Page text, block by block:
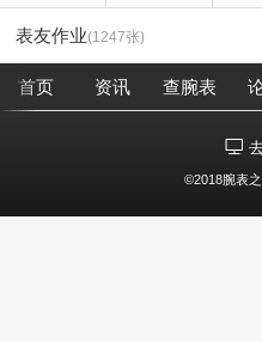
表友作业(1247张)
首页 资讯 查腕表
©2018腕表